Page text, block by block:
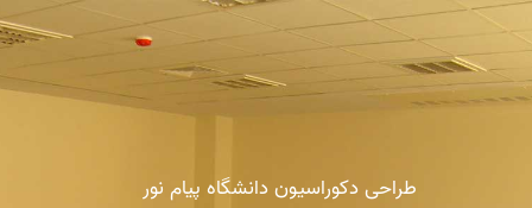
طراحی دکوراسیون دانشگاه پیام نور